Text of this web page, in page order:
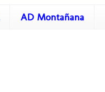
AD Montañana